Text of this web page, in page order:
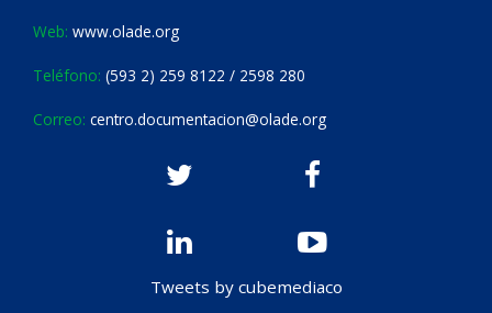
Web: www.olade.org
Teléfono: (593 2) 259 8122 / 2598 280
Correo: centro.documentacion@olade.org
Tweets by cubemediaco